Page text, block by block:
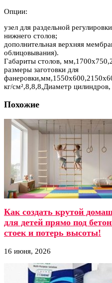
Опции:
узел для раздельной
нижнего столов;
дополнительная верхняя
облицовывания).
Габариты столов,
размеры заготовки для
кг/см²,8,8,8,Диаметр
Похожие
Как создать крутой
для детей прямо под
стоек и потерь высоты!
16 июня, 2026